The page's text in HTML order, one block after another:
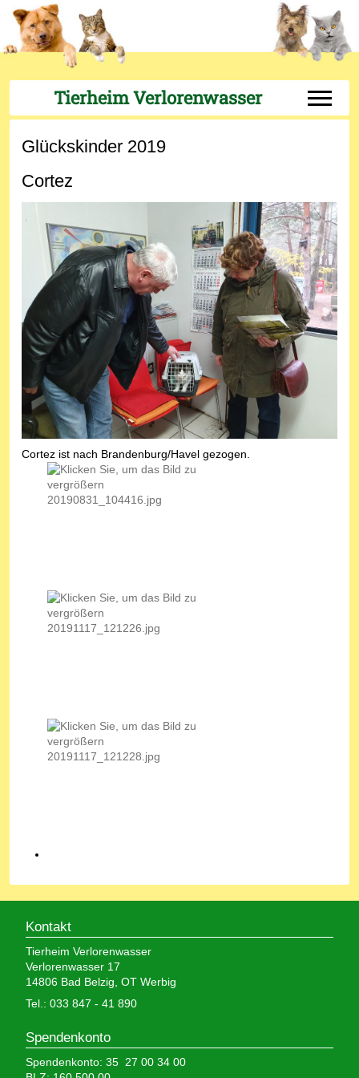
Tierheim Verlorenwasser Off-
Glückskinder 2019
Cortez
Cortez ist nach Brandenburg/Havel gezogen.
Kontakt
Tierheim Verlorenwasser
Verlorenwasser 17
14806 Bad Belzig, OT Werbig
Tel.: 033 847 - 41 890
Spendenkonto
Spendenkonto: 35 27 00 34 00